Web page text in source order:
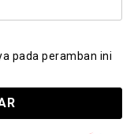
pada peramban ini